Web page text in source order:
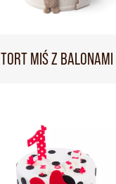
TORT MIŚ Z BALONAMI